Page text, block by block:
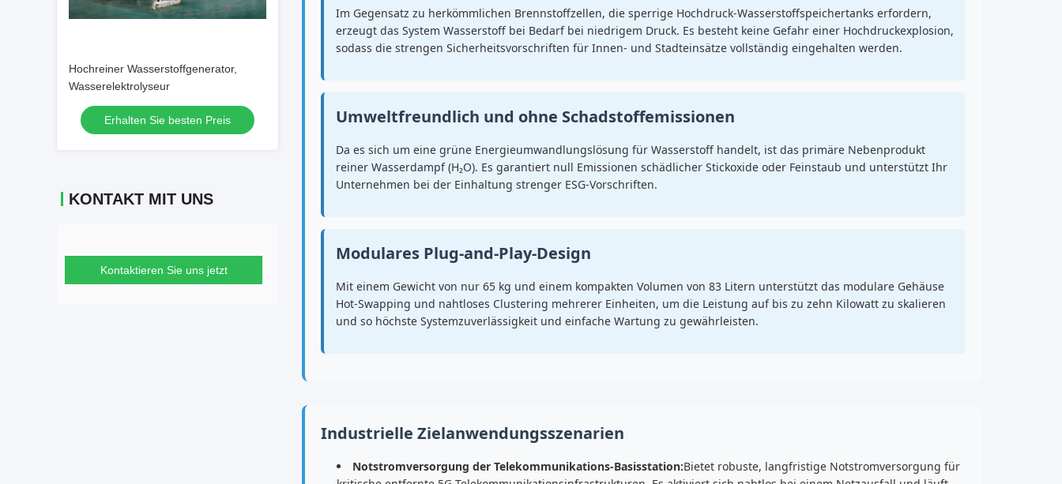
Hochreiner Wasserstoffgenerator,
Wasserelektrolyseur
Erhalten Sie besten Preis
KONTAKT MIT UNS
Kontaktieren Sie uns jetzt
Im Gegensatz zu herkömmlichen Brennstoffzellen, die sperrige Hochdruck-Wasserstoffspeichertanks erfordern,
erzeugt das System Wasserstoff bei Bedarf bei niedrigem Druck. Es besteht keine Gefahr einer Hochdruckexplosion,
sodass die strengen Sicherheitsvorschriften für Innen- und Stadteinsätze vollständig eingehalten werden.
Umweltfreundlich und ohne Schadstoffemissionen
Da es sich um eine grüne Energieumwandlungslösung für Wasserstoff handelt, ist das primäre Nebenprodukt
reiner Wasserdampf (H₂O). Es garantiert null Emissionen schädlicher Stickoxide oder Feinstaub und unterstützt Ihr
Unternehmen bei der Einhaltung strenger ESG-Vorschriften.
Modulares Plug-and-Play-Design
Mit einem Gewicht von nur 65 kg und einem kompakten Volumen von 83 Litern unterstützt das modulare Gehäuse
Hot-Swapping und nahtloses Clustering mehrerer Einheiten, um die Leistung auf bis zu zehn Kilowatt zu skalieren
und so höchste Systemzuverlässigkeit und einfache Wartung zu gewährleisten.
Industrielle Zielanwendungsszenarien
Notstromversorgung der Telekommunikations-Basisstation:Bietet robuste, langfristige Notstromversorgung für